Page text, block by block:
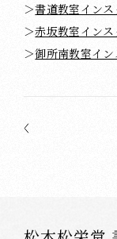
＞書道教室イン
＞赤坂教室イン
＞御所南教室イ